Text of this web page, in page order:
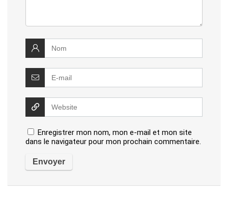
Enregistrer mon nom, mon e-mail et mon site
dans le navigateur pour mon prochain commentaire.